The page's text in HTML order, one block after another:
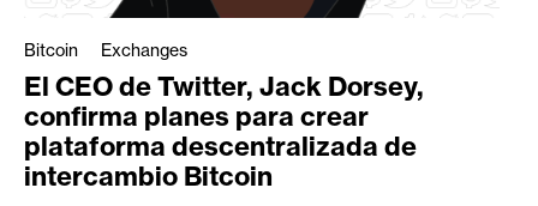
Bitcoin Exchanges
El CEO de Twitter, Jack Dorsey,
confirma planes para crear
plataforma descentralizada de
intercambio Bitcoin